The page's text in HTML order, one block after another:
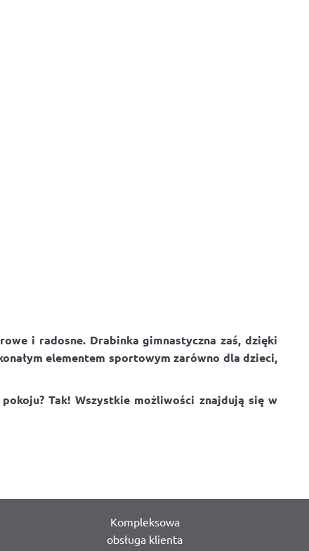
i radosne. Drabinka gimnastyczna zaś, dzięki
elementem sportowym zarówno dla dzieci,
Tak! Wszystkie możliwości znajdują się w
Kompleksowa
obsługa klienta